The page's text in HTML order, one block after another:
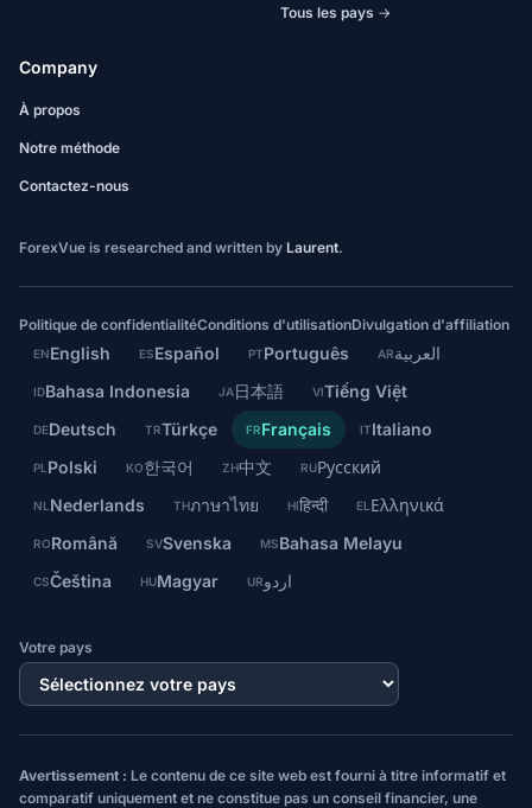
Tous les pays →
Company
À propos
Notre méthode
Contactez-nous
ForexVue is researched and written by Laurent.
Politique de confidentialitéConditions d'utilisationDivulgation d'affiliation
ENEnglish ESEspañol PTPortuguês ARالعربية
IDBahasa Indonesia JA日本語 VITiếng Việt
DEDeutsch TRTürkçe FRFrançais ITItaliano
PL Polski KO한국어 ZH中文 RUРусский
NL Nederlands THภาษาไทย HIहिन्दी EL Ελληνικά
RORomână SVSvenska MSBahasa Melayu
CSČeština HUMagyar URاردو
Votre pays
Avertissement : Le contenu de ce site web est fourni à titre informatif et
comparatif uniquement et ne constitue pas un conseil financier, une